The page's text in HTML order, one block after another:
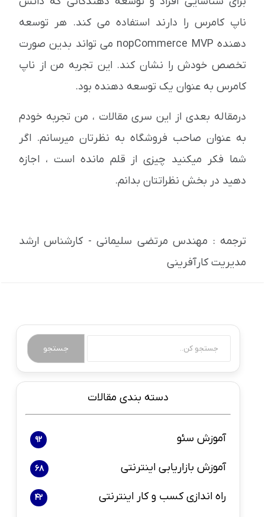
ناپ کامرس را دارند استفاده می کند. هر توسعه
دهنده nopCommerce MVP می تواند بدین صورت
تخصص خودش را نشان کند. این تجربه من از ناپ
کامرس به عنوان یک توسعه دهنده بود.
درمقاله بعدی از این سری مقالات ، من تجربه خودم
به عنوان صاحب فروشگاه به نظرتان میرسانم. اگر
شما فکر میکنید چیزی از قلم مانده است ، اجازه
دهید در بخش نظراتتان بدانم.
ترجمه : مهندس مرتضی سلیمانی - کارشناس ارشد
مدیریت کارآفرینی
جستجو
دسته بندی مقالات
آموزش سئو 92
آموزش بازاریابی اینترنتی 68
راه اندازی کسب و کار اینترنتی 42